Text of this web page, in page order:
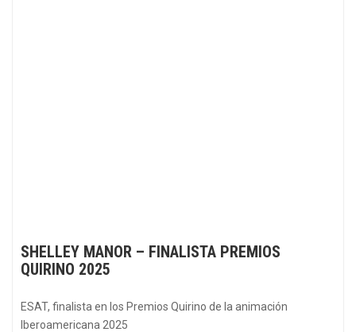
SHELLEY MANOR – FINALISTA PREMIOS
QUIRINO 2025
ESAT, finalista en los Premios Quirino de la animación
Iberoamericana 2025